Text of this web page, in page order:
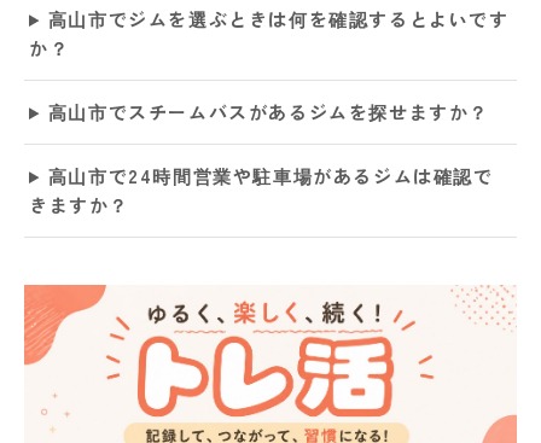
高山市でジムを選ぶときは何を確認するとよいです
か？
高山市でスチームバスがあるジムを探せますか？
高山市で24時間営業や駐車場があるジムは確認で
きますか？